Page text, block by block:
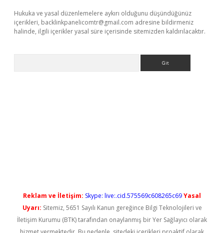
Hukuka ve yasal düzenlemelere aykırı olduğunu düşündüğünüz
içerikleri, backlinkpanelicomtr@gmail.com adresine bildirmeniz
halinde, ilgili içerikler yasal süre içerisinde sitemizden kaldırılacaktır.
Reklam ve İletişim: Skype: live:.cid.575569c608265c69Yasal
Uyarı: Sitemiz, 5651 Sayılı Kanun gereğince Bilgi Teknolojileri ve
İletişim Kurumu (BTK) tarafından onaylanmış bir Yer Sağlayıcı olarak